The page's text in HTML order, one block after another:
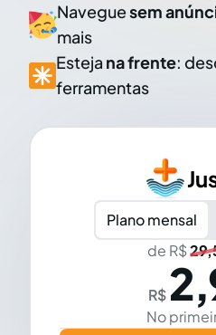
Naveguesem
mais
Esteja na frente:
ferramentas
Plano mensal
de R$
R$
No